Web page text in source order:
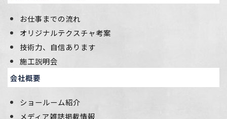
お仕事までの流れ
オリジナルテクスチャ考案
技術力、自信あります
施工説明会
会社概要
ショールーム紹介
メディア雑誌掲載情報